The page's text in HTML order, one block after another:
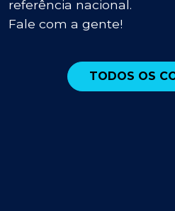
referência nacional.
Fale com a gente!
TODOS OS